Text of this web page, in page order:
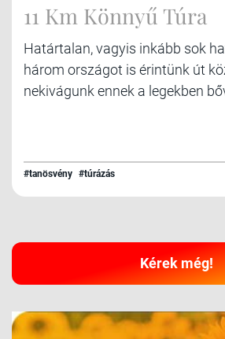
11 Km Könnyű Túra
Határtalan, vagyis inkább sok
három országot is érintünk út
nekivágunk ennek a legekben
#tanösvény #túrázás
Kérek még!